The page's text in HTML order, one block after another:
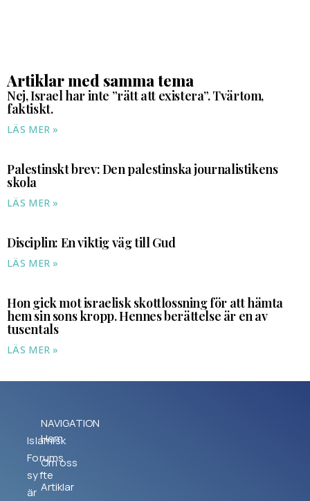
Artiklar med samma tema
Nej, Israel har inte ”rätt att existera”. Tvärtom,
faktiskt.
LÄS MER »
Palestinskt brev: Den palestinska journalistikens
skola
LÄS MER »
Disciplin: En viktig väg till Gud
LÄS MER »
Hon gick mot israelisk skottlossning för att hämta
hem sin sons kropp. Hennes berättelse är en av
tusentals
LÄS MER »
Islamisk
Forums
syfte
är
NAVIGATION
Hem
Om oss
Artiklar